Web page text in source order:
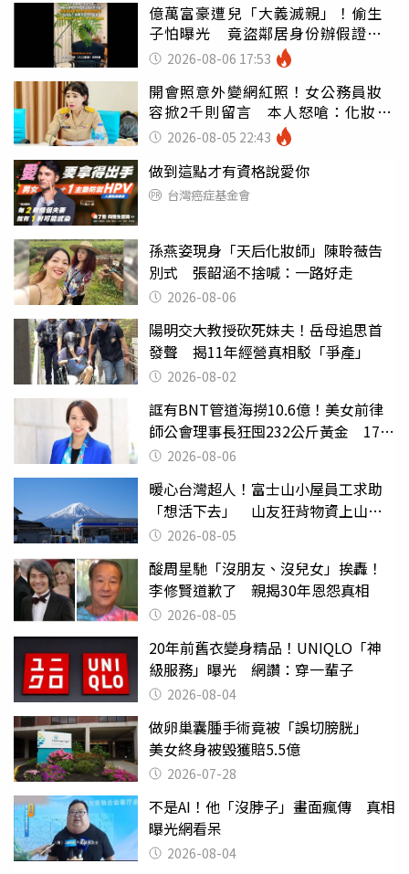
億萬富豪遭兒「大義滅親」！偷生
子怕曝光 竟盜鄰居身份辦假證落
戶 2026-08-06 17:53
開會照意外變網紅照！女公務員妝
容掀2千則留言 本人怒嗆：化妝有
錯嗎2026-08-05 22:43
做到這點才有資格說愛你
台灣癌症基金會
孫燕姿現身「天后化妝師」陳聆薇告
別式 張韶涵不捨喊：一路好走
2026-08-06
陽明交大教授砍死妹夫！岳母追思首
發聲 揭11年經營真相駁「爭產」
2026-08-02
誆有BNT管道海撈10.6億！美女前律
師公會理事長狂囤232公斤黃金 17人
遭起訴
2026-08-06
暖心台灣超人！富士山小屋員工求助
「想活下去」 山友狂背物資上山：
台灣真的是寶島
2026-08-05
酸周星馳「沒朋友、沒兒女」挨轟！
李修賢道歉了 親揭30年恩怨真相
2026-08-05
20年前舊衣變身精品！UNIQLO「神
級服務」曝光 網讚：穿一輩子
2026-08-04
做卵巢囊腫手術竟被「誤切膀胱」
美女終身被毀獲賠5.5億
2026-07-28
不是AI！他「沒脖子」畫面瘋傳 真相
曝光網看呆
2026-08-04